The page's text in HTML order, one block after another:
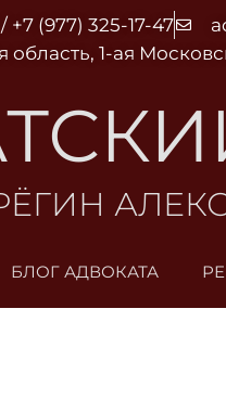
+7 (977) 325-17-47
1-ая
БЛОГ АДВОКАТА